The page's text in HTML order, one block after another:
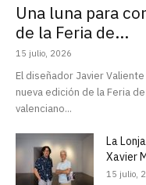
Una luna para
de la Feria de...
15 julio, 2026
El diseñador Javier
nueva edición de la Feria
valenciano...
La
Xavier
15 julio,